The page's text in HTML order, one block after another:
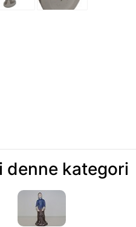
denne kategori